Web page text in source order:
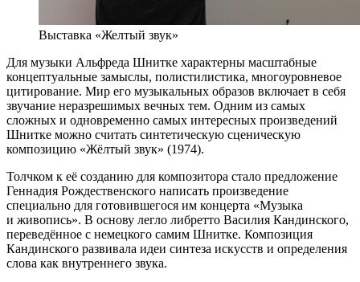
Выставка «Желтый звук»
Для музыки Альфреда Шнитке характерны масштабные
концептуальные замыслы, полистилистика, многоуровневое
цитирование. Мир его музыкальных образов включает в себя
звучание неразрешимых вечных тем. Одним из самых
сложных и одновременно самых интересных произведений
Шнитке можно считать синтетическую сценическую
композицию «Жёлтый звук» (1974).
Толчком к её созданию для композитора стало предложение
Геннадия Рождественского написать произведение
специально для готовившегося им концерта «Музыка
и живопись». В основу легло либретто Василия Кандинского,
переведённое с немецкого самим Шнитке. Композиция
Кандинского развивала идеи синтеза искусств и определения
слова как внутреннего звука.